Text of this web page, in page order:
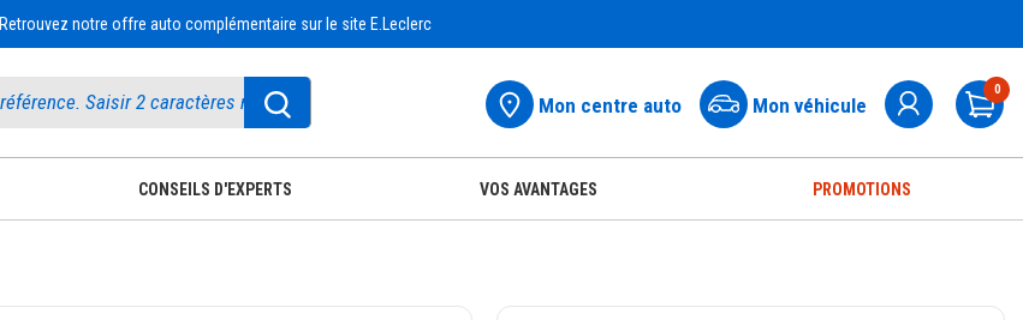
Retrouvez notre offre auto complémentaire sur le site E.Leclerc
Mon centre auto Mon véhicule
0
CONSEILS D'EXPERTS VOS AVANTAGES PROMOTIONS